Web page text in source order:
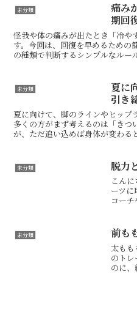
未分類
痛み
期回
怪我や体の痛みが出たとき「冷や
す。今回は、回復を早めるための
の種類で判断するシンプルなルー
未分類
夏に
引き
夏に向けて、脚のラインやヒップ
多くの方がまず考えるのは「き
が、ただ追い込めば身体が変わ
未分類 脱力
こん
ーツ
コー
定にな
力を
未分類 前も
太も
のト
のに